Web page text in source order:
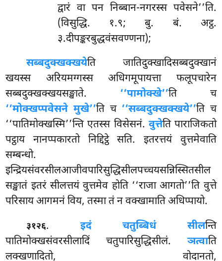
द्वारं वा पन निब्बान-नगरस्स पवेसने’’ति.
(विसुद्धि. १.९; बु. बं. अट्ठ.
३.दीपङ्करबुद्धवंसवण्णना);
सब्बदुक्खक्खयेति जातिदुक्खादिसब्बदुक्खानं
खयस्स अरियमग्गस्स अधिगमूपायत्ता फलूपचारेन
सब्बदुक्खक्खयसङ्खाते. ‘‘पामोक्खे’’ति च
‘‘मोक्खप्पवेसने मुखे’’ति च ‘‘सब्बदुक्खक्खये’’ति च
‘‘पातिमोक्खस्मि’’न्ति एतस्स विसेसनं. वुत्तेति पाराजिकतो
पट्ठाय नानप्पकारतो निद्दिट्ठे सति. इतरत्तयं वुत्तमेवाति
सम्बन्धो.
इन्द्रियसंवरसीलआजीवपारिसुद्धिसीलपच्चयसन्निस्सितसील
सङ्खातं इतरं सीलत्तयं वुत्तमेव होति ‘‘राजा आगतो’’ति वुत्ते
परिसाय आगमनं विय, तस्मा तं न वक्खामाति अधिप्पायो.
३१२६. इदं चतुब्बिधं सीलन्ति
पातिमोक्खसंवरसीलादिं चतुपारिसुद्धिसीलं. ञत्वाति
लक्खणादितो, वोदानतो,